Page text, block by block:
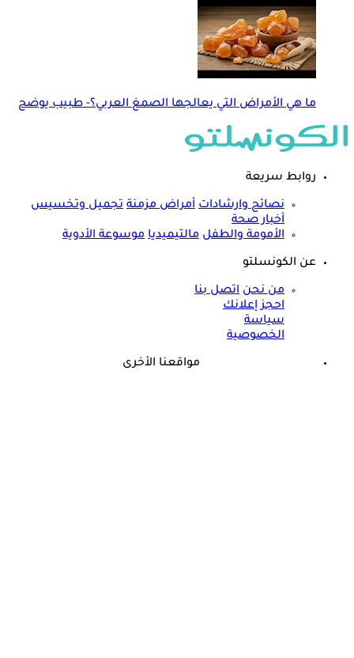
ما هي الأمراض التي يعالجها الصمغ العربي؟- طبيب يوضح
روابط سريعة
نصائح وارشادات أمراض مزمنة تجميل وتخسيس
أخبار صحة
الأمومة والطفل مالتيميديا موسوعة الأدوية
عن الكونسلتو
من نحن اتصل بنا
احجز إعلانك
سياسة
الخصوصية
مواقعنا الأخرى